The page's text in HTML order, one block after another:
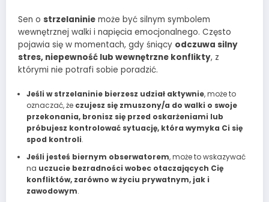
Sen o strzelaninie może być silnym symbolem
wewnętrznej walki i napięcia emocjonalnego. Często
pojawia się w momentach, gdy śniący odczuwa silny
stres, niepewność lub wewnętrzne konflikty, z
którymi nie potrafi sobie poradzić.
Jeśli w strzelaninie bierzesz udział aktywnie, może to
oznaczać, że czujesz się zmuszony/a do walki o swoje
przekonania, bronisz się przed oskarżeniami lub
próbujesz kontrolować sytuację, która wymyka Ci się
spod kontroli.
Jeśli jesteś biernym obserwatorem, może to wskazywać
na uczucie bezradności wobec otaczających Cię
konfliktów, zarówno w życiu prywatnym, jak i
zawodowym.